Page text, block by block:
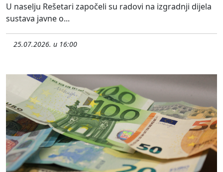
U naselju Rešetari započeli su radovi na izgradnji dijela
sustava javne o...
25.07.2026. u 16:00